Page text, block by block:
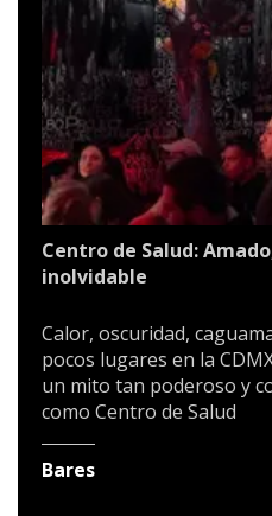
Centro de Salud:
inolvidable
Calor, oscuridad,
pocos lugares en la
un mito tan poderoso y
como Centro de Salud
Bares